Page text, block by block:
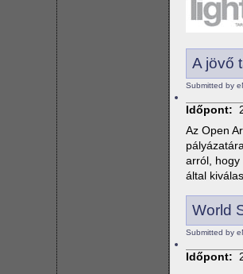
A jövő
Submitted by
Időpont:
Az Open
arról, hogy
által
World
Submitted by
Időpont: